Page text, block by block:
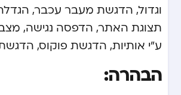
וגדול, הדגשת מעבר עכבר,
תצוגת האתר, הדפסה נגישה, מצב
ע”י אותיות, הדגשת פוקוס,
הבהרה: